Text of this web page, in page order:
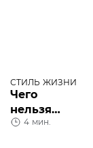
СТИЛЬ ЖИЗНИ
Чего
нельзя
делать
4 мин.